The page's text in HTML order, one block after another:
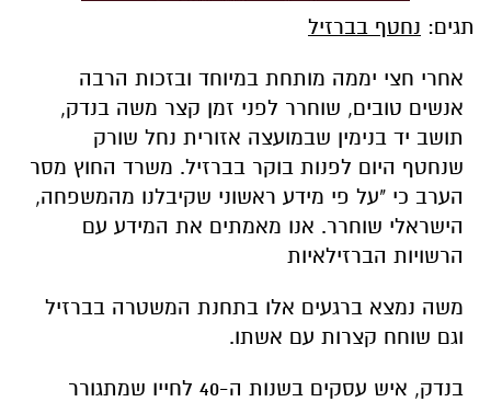
תגים: נחטף בברזיל
אחרי חצי יממה מותחת במיוחד ובזכות הרבה
אנשים טובים, שוחרר לפני זמן קצר משה בנדק,
תושב יד בנימין שבמועצה אזורית נחל שורק
שנחטף היום לפנות בוקר בברזיל. משרד החוץ מסר
הערב כי "על פי מידע ראשוני שקיבלנו מהמשפחה,
הישראלי שוחרר. אנו מאמתים את המידע עם
הרשויות הברזילאיות
משה נמצא ברגעים אלו בתחנת המשטרה בברזיל
וגם שוחח קצרות עם אשתו.
בנדק, איש עסקים בשנות ה-40 לחייו שמתגורר